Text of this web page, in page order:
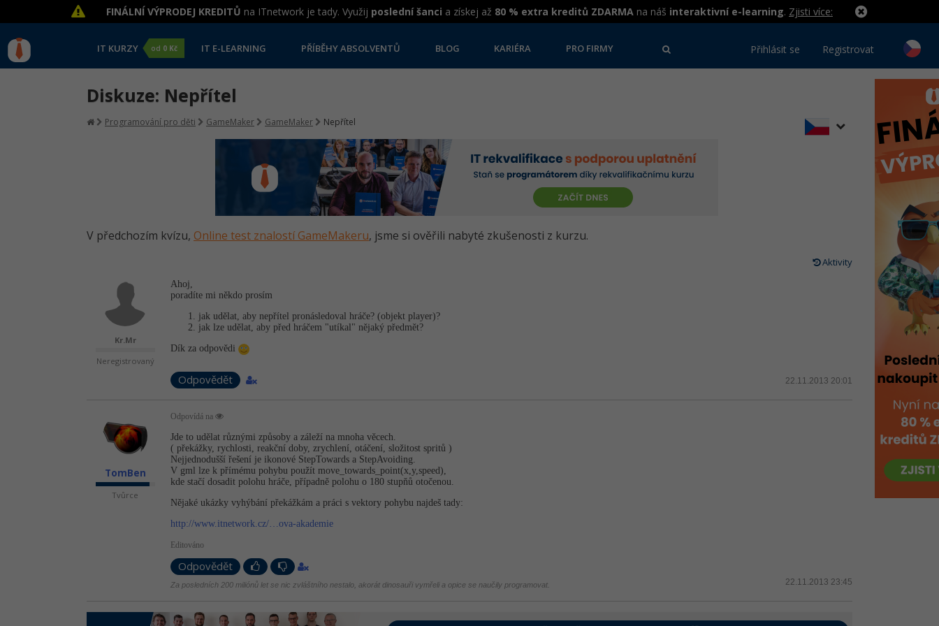
FINÁLNÍ VÝPRODEJ KREDITŮ na ITnetwork je tady. Využij poslední šanci a získej až 80 % extra kreditů ZDARMA na náš interaktivní e-learning. Zjisti více:
IT KURZY od 0 Kč IT E-LEARNING PŘÍBĚHY ABSOLVENTŮ BLOG KARIÉRA PRO FIRMY Přihlásit se Registrovat
Diskuze: Nepřítel
Programování pro děti GameMaker GameMaker Nepřítel
V předchozím kvízu, Online test znalostí GameMakeru, jsme si ověřili nabyté zkušenosti z kurzu.
Aktivity
Kr.Mr
Neregistrovaný
Ahoj,
poradíte mi někdo prosím
jak udělat, aby nepřítel pronásledoval hráče? (objekt player)?
jak lze udělat, aby před hráčem "utíkal" nějaký předmět?
Dík za odpovědi
Odpovědět 22.11.2013 20:01
TomBen
Tvůrce
Odpovídá na
Jde to udělat různými způsoby a záleží na mnoha věcech.
( překážky, rychlosti, reakční doby, zrychlení, otáčení, složitost spritů )
Nejjednodušší řešení je ikonové StepTowards a StepAvoiding.
V gml lze k přímému pohybu použít move_towards_po­int(x,y,speed),
kde stačí dosadit polohu hráče, případně polohu o 180 stupňů otočenou.
Nějaké ukázky vyhýbání překážkám a práci s vektory pohybu najdeš tady:
http://www.itnetwork.cz/…ova-akademie
Editováno
Odpovědět
22.11.2013 23:45
Za posledních 200 miliónů let se nic zvláštního nestalo, akorát dinosauři vymřeli a opice se naučily programovat.